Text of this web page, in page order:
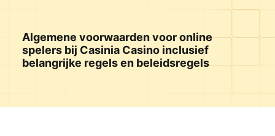
Algemene voorwaarden voor online
spelers bij Casinia Casino inclusief
belangrijke regels en beleidsregels